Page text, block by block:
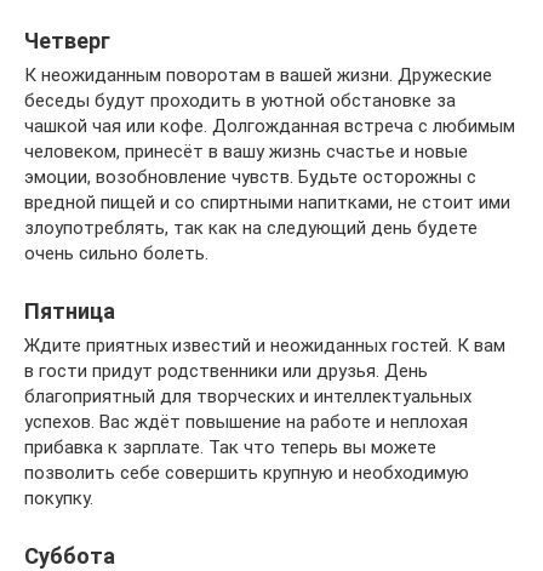
Четверг
К неожиданным поворотам в вашей жизни. Дружеские
беседы будут проходить в уютной обстановке за
чашкой чая или кофе. Долгожданная встреча с любимым
человеком, принесёт в вашу жизнь счастье и новые
эмоции, возобновление чувств. Будьте осторожны с
вредной пищей и со спиртными напитками, не стоит ими
злоупотреблять, так как на следующий день будете
очень сильно болеть.
Пятница
Ждите приятных известий и неожиданных гостей. К вам
в гости придут родственники или друзья. День
благоприятный для творческих и интеллектуальных
успехов. Вас ждёт повышение на работе и неплохая
прибавка к зарплате. Так что теперь вы можете
позволить себе совершить крупную и необходимую
покупку.
Суббота